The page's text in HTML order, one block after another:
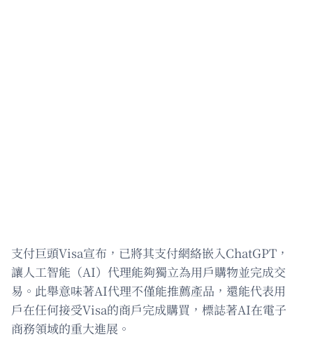
支付巨頭Visa宣布，已將其支付網絡嵌入ChatGPT，
讓人工智能（AI）代理能夠獨立為用戶購物並完成交
易。此舉意味著AI代理不僅能推薦產品，還能代表用
戶在任何接受Visa的商戶完成購買，標誌著AI在電子
商務領域的重大進展。